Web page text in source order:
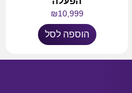
₪10,999
הוספה לסל